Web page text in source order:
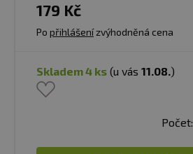
179 Kč
Po přihlášenízvýhodněná cena
skladem 4 ks (u vás 11.08.)
Počet: